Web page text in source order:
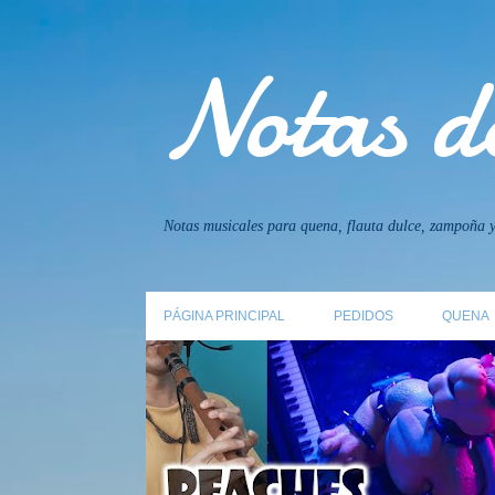
Notas
Notas musicales para quena, flauta dulce, zampoña
PÁGINA PRINCIPAL PEDIDOS QUENA
E
n
t
QUENA TUTORIALES